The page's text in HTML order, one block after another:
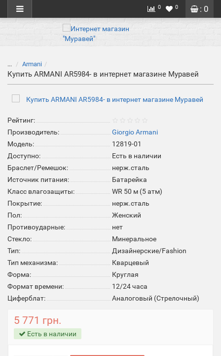
: 0
0 0
... Armani
Купить ARMANI AR5984- в интернет магазине Муравей
Рейтинг:
Производитель:
Giorgio Armani
Модель:
12819-01
Доступно:
Есть в наличии
Браслет/Ремешок:
нерж.сталь
Источник питания:
Батарейка
Класс влагозащиты:
WR 50 м (5 атм)
Покрытие:
нерж.сталь
Пол:
Женский
Противоударные:
нет
Стекло:
Минеральное
Тип:
Дизайнерские/Fashion
Тип механизма:
Кварцевый
Форма:
Круглая
Формат времени:
12/24 часа
Циферблат:
Аналоговый (Стрелочный)
5 771 грн.
Есть в наличии